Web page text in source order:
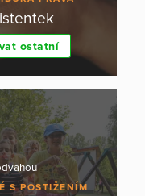
ostatní
S POSTIŽENÍM